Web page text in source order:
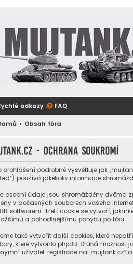
odkazy FAQ
Obsah fóra
- Ochrana soukromí
prohlášení podrobně vysvětluje jak
používá jakékoliv informace
osobní údaje jsou shromážděny dvěma
v dočasných souborech vašeho
softwarem. Třetí cookie se vytvoří,
a pohodlnějšímu pohybu po fóru.
také vytvořit další cookies, které
které vytvořilo phpBB. Druhá
uživatel, registrace na „mujtank.cz“